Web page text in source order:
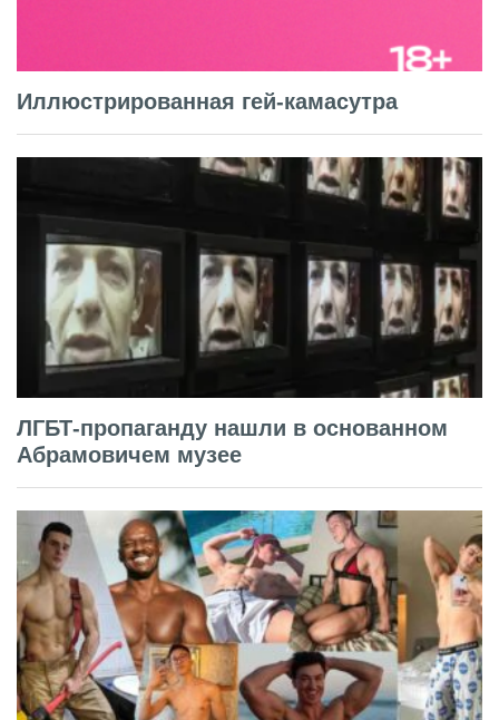
Иллюстрированная гей-камасутра
ЛГБТ-пропаганду нашли в основанном
Абрамовичем музее